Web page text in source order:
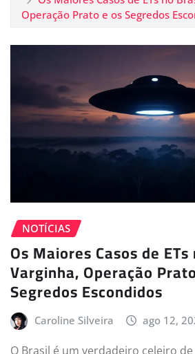
Operação Prato e os Segredos
NOTÍCIAS
Os Maiores Casos de
Varginha, Operação
Segredos Escondidos
Caroline Silveira ago 12,
O Brasil é um verdadeiro celeiro